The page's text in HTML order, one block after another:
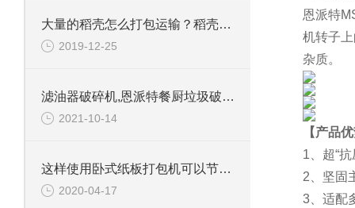
大量的稻壳怎么打包运输？稻壳套袋打包机快速打包套袋
2019-12-25
滤油器破碎机,恩派特餐厨垃圾破碎机介绍
2021-10-14
这样使用卧式纸板打包机可以节省人工成本
2020-04-17
恩派特
机转子
杂质。
【产品
1、超“
2、 坚固
3、适配